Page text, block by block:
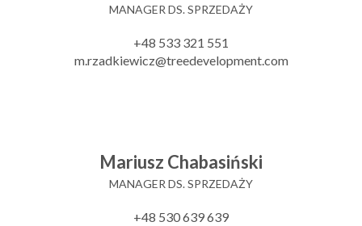
MANAGER DS. SPRZEDAŻY
+48 533 321 551
m.rzadkiewicz@treedevelopment.com
Mariusz Chabasiński
MANAGER DS. SPRZEDAŻY
+48 530 639 639